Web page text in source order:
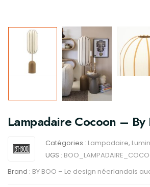
Lampadaire Cocoon – By
Catégories : Lampadaire,
UGS :
Brand : BY BOO – Le design néerlandais